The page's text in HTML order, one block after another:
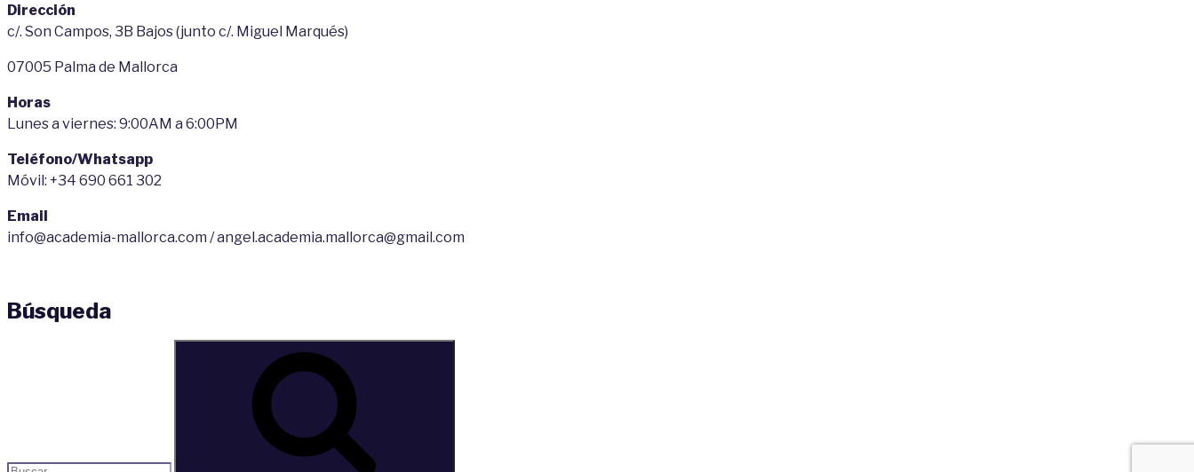
Dirección
c/. Son Campos, 3B Bajos (junto c/. Miguel Marqués)
07005 Palma de Mallorca
Horas
Lunes a viernes: 9:00AM a 6:00PM
Teléfono/Whatsapp
Móvil: +34 690 661 302
Email
info@academia-mallorca.com / angel.academia.mallorca@gmail.com
Búsqueda